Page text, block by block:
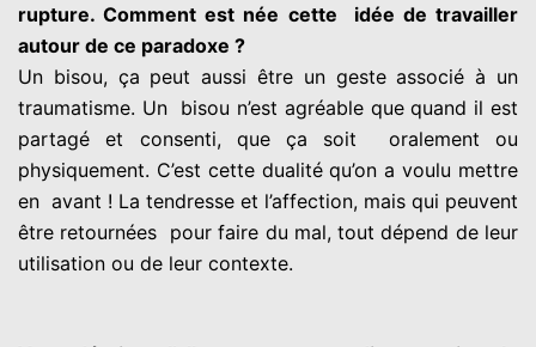
rupture. Comment est née cette
idée de travailler
autour de ce paradoxe ?
Un bisou, ça peut aussi être un geste associé à un
traumatisme. Un bisou n’est agréable que quand il est
partagé et consenti, que ça soit
oralement ou
physiquement. C’est cette dualité qu’on a voulu mettre
en avant ! La tendresse et l’affection, mais qui peuvent
être retournées pour faire du mal, tout dépend de leur
utilisation ou de leur contexte.